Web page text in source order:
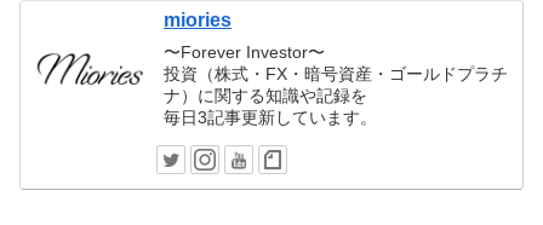
miories
〜Forever Investor〜
投資（株式・FX・暗号資産・ゴールドプラチ
ナ）に関する知識や記録を
毎日3記事更新しています。